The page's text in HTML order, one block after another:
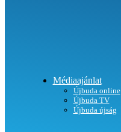
Médiaajánlat
Újbuda online
Újbuda TV
Újbuda újság